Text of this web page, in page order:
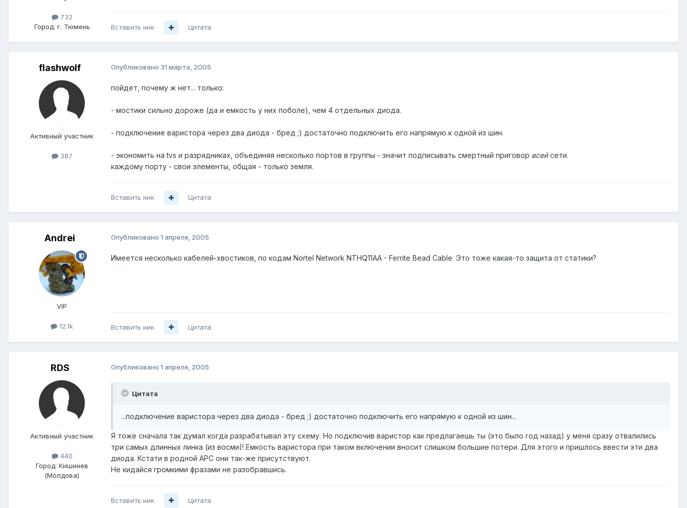
732
Город: г. Тюмень Вставить ник Цитата
flashwolf
Активный участник
387
Опубликовано 31 марта, 2005
пойдет, почему ж нет... только:
- мостики сильно дороже (да и емкость у них поболе), чем 4 отдельных диода.
- подключение варистора через два диода - бред ;) достаточно подключить его напрямую к одной из шин.
- экономить на tvs и разрядниках, объединяя несколько портов в группы - значит подписывать смертный приговор всейсети.
каждому порту - свои элементы, общая - только земля.
Вставить ник Цитата
Andrei
VIP
12.1k
Опубликовано 1 апреля, 2005
Имеется несколько кабелей-хвостиков, по кодам Nortel Network NTHQ11AA - Ferrite Bead Cable. Это тоже какая-то защита от статики?
Вставить ник Цитата
RDS
Активный участник
440
Город: Кишинев
(Молдова)
Опубликовано 1 апреля, 2005
Цитата
...подключение варистора через два диода - бред ;) достаточно подключить его напрямую к одной из шин...
Я тоже сначала так думал когда разрабатывал эту схему. Но подключив варистор как предлагаешь ты (это было год назад) у меня сразу отвалились
три самых длинных линка (из восми)! Емкость варистора при таком включении вносит слишком большие потери. Для этого и пришлось ввести эти два
диода. Кстати в родной АРС они так-же присутствуют.
Не кидайся громкими фразами не разобравшись.
Вставить ник Цитата